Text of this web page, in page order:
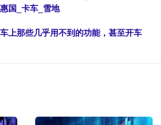
国_卡车_雪地
上那些几乎用不到的功能，甚至开车